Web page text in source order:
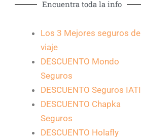
Encuentra toda la info
Los 3 Mejores seguros de
viaje
DESCUENTO Mondo
Seguros
DESCUENTO Seguros IATI
DESCUENTO Chapka
Seguros
DESCUENTO Holafly